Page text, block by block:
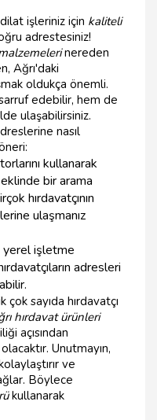
işleriniz için kaliteli
adrestesiniz!
nereden
Ağrı'daki
oldukça önemli.
edebilir, hem de
ulaşabilirsiniz.
nasıl
kullanarak
bir arama
hırdavatçının
ulaşmanız
yerel işletme
adresleri
sayıda hırdavatçı
hırdavat ürünleri
açısından
Unutmayın,
ve
Böylece
kullanarak